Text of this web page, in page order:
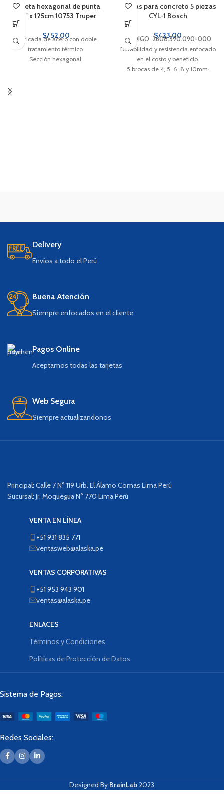
Barreta hexagonal de punta
7/8″ x 125cm 10753 Truper
S/52.00
Fabricada de acero con doble
tratamiento térmico.
Sección hexagonal.
Brocas para concreto 5 piezas
CYL-1 Bosch
S/23.00
CÓDIGO: 2608.590.090-000
Durabilidad y resistencia enfocado
en el costo y beneficio.
5 brocas de 4, 5, 6, 8 y 10mm.
Delivery
Envíos a todo el Perú
Buena Atención
Siempre enfocados en el cliente
Pagos Online
Aceptamos todas las tarjetas
Web Segura
Siempre actualizandonos
Principal: Calle 7 N° 119 Urb. El Álamo Comas Lima Perú
Sucursal: Jr. Moquegua N° 770 Lima Perú
VENTA EN LÍNEA
+51 931 835 771
ventasweb@alaska.pe
VENTAS CORPORATIVAS
+51 953 943 901
ventas@alaska.pe
ENLACES
Términos y Condiciones
Políticas de Protección de Datos
Sistema de Pagos:
Redes Sociales:
Designed By BrainLab2023